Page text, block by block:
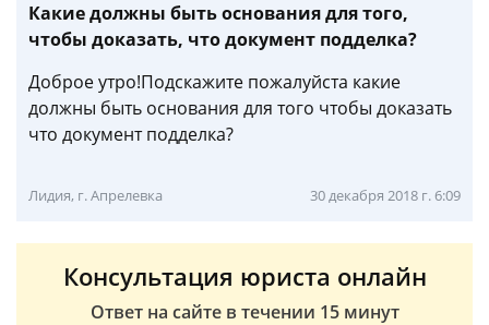
Какие должны быть основания для того,
чтобы доказать, что документ подделка?
Доброе утро!Подскажите пожалуйста какие
должны быть основания для того чтобы доказать
что документ подделка?
Лидия, г. Апрелевка 30 декабря 2018 г. 6:09
Консультация юриста онлайн
Ответ на сайте в течении 15 минут